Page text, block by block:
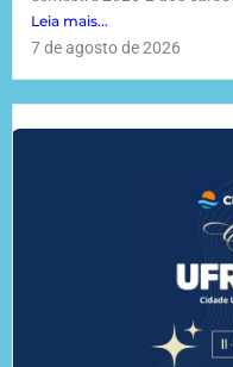
Leia mais...
7 de agosto de 2026